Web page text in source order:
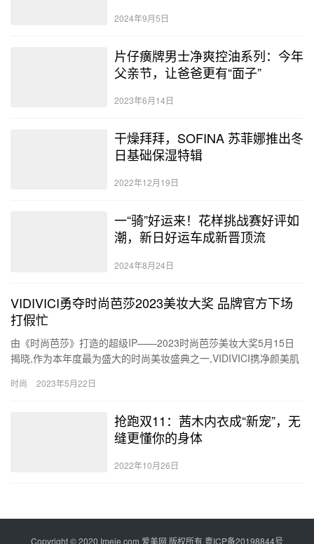
2024年9月5日
片仔癀牌男士净爽控油系列：今年
父亲节，让爸爸更有“面子”
2023年6月14日
干燥拜拜，SOFINA 苏菲娜推出冬
日基础保湿特辑
2022年12月19日
一“骑”好运来！花样挑战赛好评如
潮，新日好运车成新晋顶流
2024年8月24日
VIDIVICI勇夺时尚芭莎2023美妆大奖 品牌官方下场
打假忙
由《时尚芭莎》打造的超级IP——2023时尚芭莎美妆大奖5月15日
揭晓,作为本年度最为盛大的时尚美妆盛典之一,VIDIVICI携净颜美肌
时尚 2023年5月22日
抢跑双11：茜木内衣成“新宠”，无
缝更懂你的身体
2022年10月26日
Copyright © 2020 Imeie.com 爱美网 版权所有粤ICP备20198844号